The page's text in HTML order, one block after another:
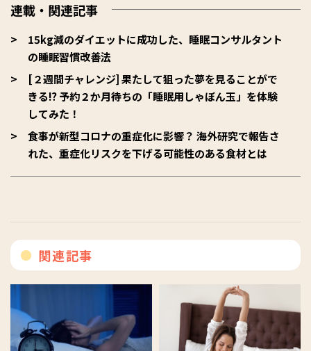
連載・関連記事
15kg減のダイエットに成功した、睡眠コンサルタント
の睡眠習慣改善法
[２週間チャレンジ] 果たして狙った夢を見ることがで
きる⁉ 予約２か月待ちの「睡眠用しゃぼん玉」を体験
してみた！
食事が新型コロナの重症化に影響？ 海外研究で報告さ
れた、重症化リスクを下げる可能性のある食材とは
関連記事